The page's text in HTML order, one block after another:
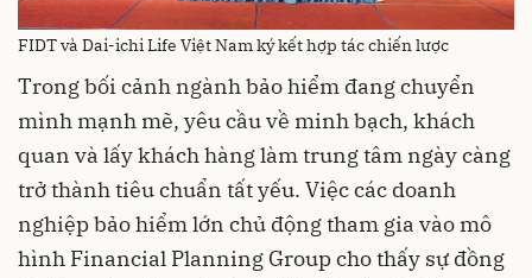
FIDT và Dai-ichi Life Việt Nam ký kết hợp tác chiến lược
Trong bối cảnh ngành bảo hiểm đang chuyển
mình mạnh mẽ, yêu cầu về minh bạch, khách
quan và lấy khách hàng làm trung tâm ngày càng
trở thành tiêu chuẩn tất yếu. Việc các doanh
nghiệp bảo hiểm lớn chủ động tham gia vào mô
hình Financial Planning Group cho thấy sự đồng